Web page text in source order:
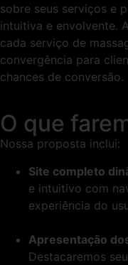
sobre seus serviços e
intuitiva e envolvente.
cada serviço de
convergência para
chances de conversão.
O que
Nossa proposta inclui:
Site completo
e intuitivo com
experiência do
Apresentação
Destacaremos